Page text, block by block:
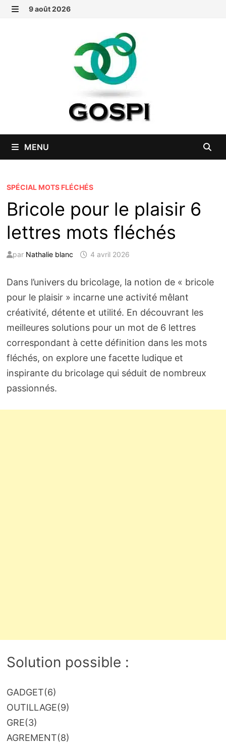
Passer
9 août 2026
MENU
SPÉCIAL MOTS FLÉCHÉS
Bricole pour le plaisir 6
lettres mots fléchés
par Nathalie blanc 4 avril 2026
Dans l’univers du bricolage, la notion de « bricole
pour le plaisir » incarne une activité mêlant
créativité, détente et utilité. En découvrant les
meilleures solutions pour un mot de 6 lettres
correspondant à cette définition dans les mots
fléchés, on explore une facette ludique et
inspirante du bricolage qui séduit de nombreux
passionnés.
Solution possible :
GADGET(6)
OUTILLAGE(9)
GRE(3)
AGREMENT(8)